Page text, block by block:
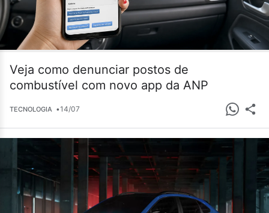
Veja como denunciar postos de
combustível com novo app da ANP
TECNOLOGIA •14/07